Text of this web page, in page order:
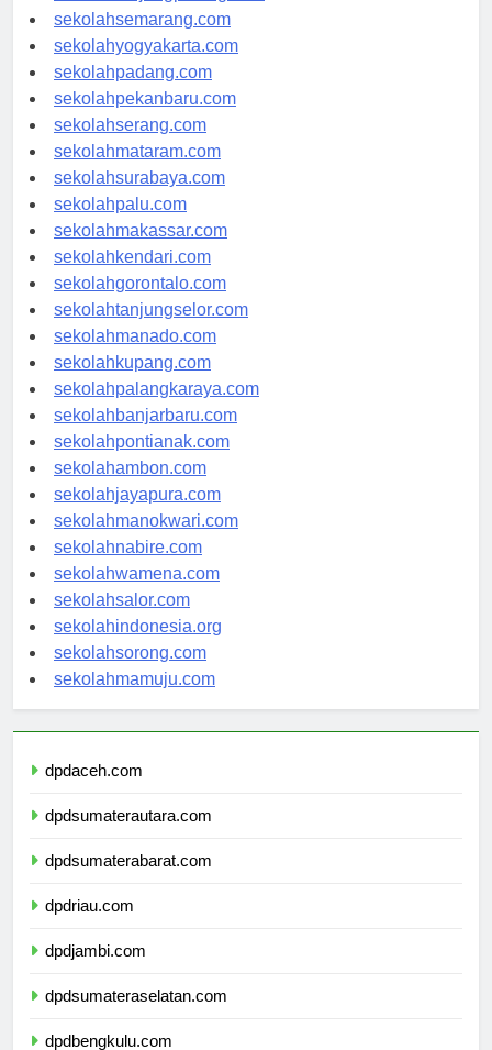
sekolahtanjungpinang.com
sekolahsemarang.com
sekolahyogyakarta.com
sekolahpadang.com
sekolahpekanbaru.com
sekolahserang.com
sekolahmataram.com
sekolahsurabaya.com
sekolahpalu.com
sekolahmakassar.com
sekolahkendari.com
sekolahgorontalo.com
sekolahtanjungselor.com
sekolahmanado.com
sekolahkupang.com
sekolahpalangkaraya.com
sekolahbanjarbaru.com
sekolahpontianak.com
sekolahambon.com
sekolahjayapura.com
sekolahmanokwari.com
sekolahnabire.com
sekolahwamena.com
sekolahsalor.com
sekolahindonesia.org
sekolahsorong.com